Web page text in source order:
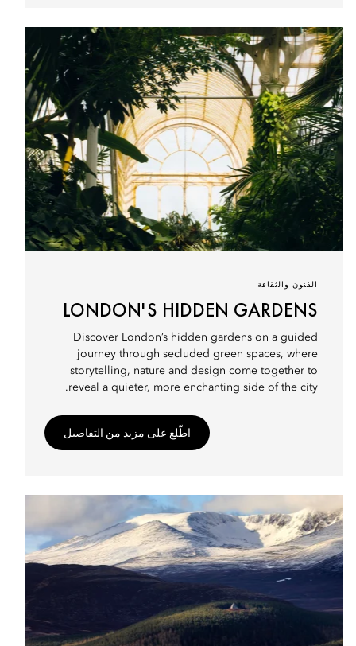
الفنون والثقافة
LONDON'S HIDDEN GARDENS
Discover London’s hidden gardens on a guided
journey through secluded green spaces, where
storytelling, nature and design come together to
reveal a quieter, more enchanting side of the city.
اطّلع على مزيد من التفاصيل